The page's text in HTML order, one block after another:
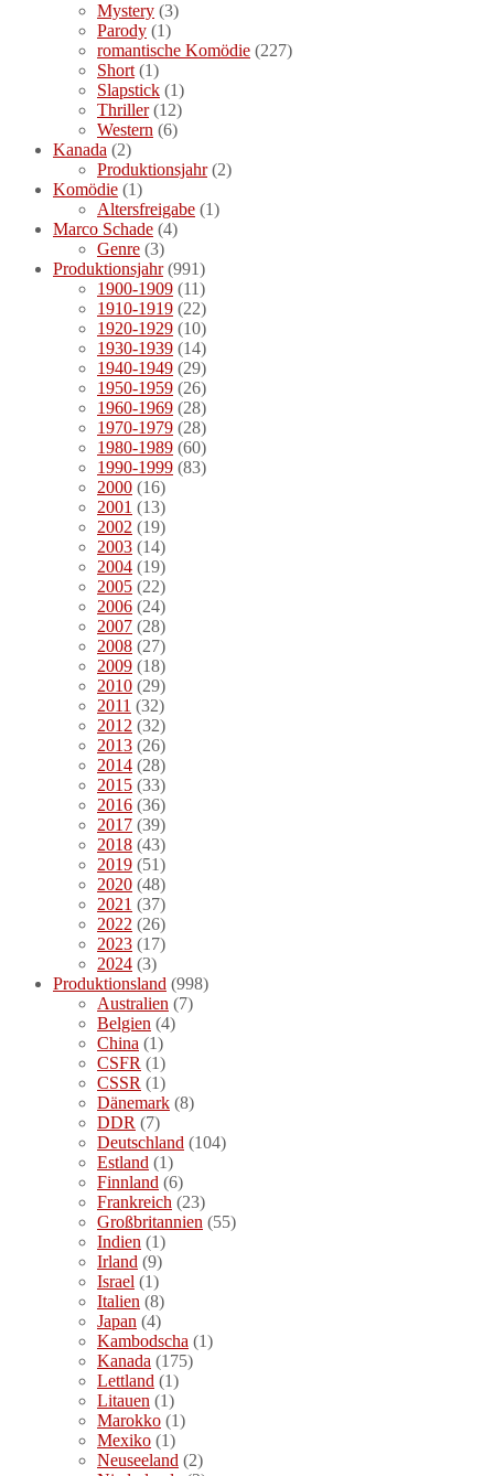
Mystery (3)
Parody (1)
romantische Komödie (227)
Short (1)
Slapstick (1)
Thriller(12)
Western (6)
Kanada (2)
Produktionsjahr(2)
Komödie (1)
Altersfreigabe (1)
Marco Schade (4)
Genre (3)
Produktionsjahr(991)
1900-1909 (11)
1910-1919 (22)
1920-1929 (10)
1930-1939 (14)
1940-1949 (29)
1950-1959 (26)
1960-1969 (28)
1970-1979 (28)
1980-1989 (60)
1990-1999 (83)
2000 (16)
2001 (13)
2002 (19)
2003 (14)
2004 (19)
2005 (22)
2006 (24)
2007 (28)
2008 (27)
2009 (18)
2010 (29)
2011 (32)
2012 (32)
2013 (26)
2014 (28)
2015 (33)
2016 (36)
2017 (39)
2018 (43)
2019 (51)
2020 (48)
2021 (37)
2022 (26)
2023 (17)
2024 (3)
Produktionsland (998)
Australien (7)
Belgien (4)
China (1)
CSFR (1)
CSSR (1)
Dänemark (8)
DDR (7)
Deutschland (104)
Estland (1)
Finnland (6)
Frankreich (23)
Großbritannien (55)
Indien (1)
Irland (9)
Israel (1)
Italien (8)
Japan (4)
Kambodscha (1)
Kanada (175)
Lettland (1)
Litauen (1)
Marokko (1)
Mexiko (1)
Neuseeland (2)